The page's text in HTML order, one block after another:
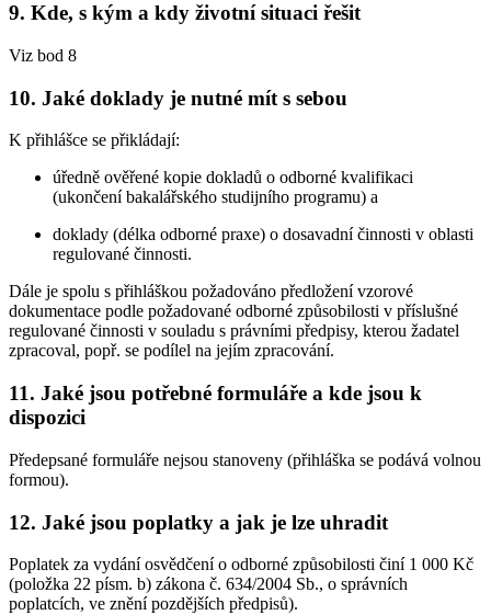
9. Kde, s kým a kdy životní situaci řešit
Viz bod 8
10. Jaké doklady je nutné mít s sebou
K přihlášce se přikládají:
úředně ověřené kopie dokladů o odborné kvalifikaci
(ukončení bakalářského studijního programu) a
doklady (délka odborné praxe) o dosavadní činnosti v oblasti
regulované činnosti.
Dále je spolu s přihláškou požadováno předložení vzorové
dokumentace podle požadované odborné způsobilosti v příslušné
regulované činnosti v souladu s právními předpisy, kterou žadatel
zpracoval, popř. se podílel na jejím zpracování.
11. Jaké jsou potřebné formuláře a kde jsou k
dispozici
Předepsané formuláře nejsou stanoveny (přihláška se podává volnou
formou).
12. Jaké jsou poplatky a jak je lze uhradit
Poplatek za vydání osvědčení o odborné způsobilosti činí 1 000 Kč
(položka 22 písm. b) zákona č. 634/2004 Sb., o správních
poplatcích, ve znění pozdějších předpisů).